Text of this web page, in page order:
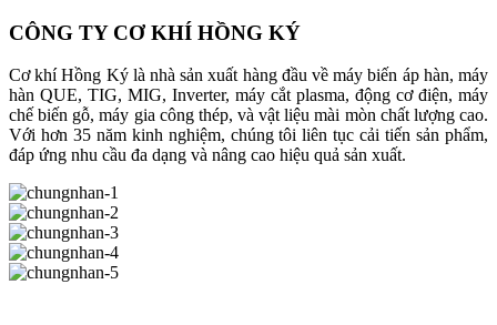
CÔNG TY CƠ KHÍ HỒNG KÝ
Cơ khí Hồng Ký là nhà sản xuất hàng đầu về máy biến áp hàn, máy
hàn QUE, TIG, MIG, Inverter, máy cắt plasma, động cơ điện, máy
chế biến gỗ, máy gia công thép, và vật liệu mài mòn chất lượng cao.
Với hơn 35 năm kinh nghiệm, chúng tôi liên tục cải tiến sản phẩm,
đáp ứng nhu cầu đa dạng và nâng cao hiệu quả sản xuất.